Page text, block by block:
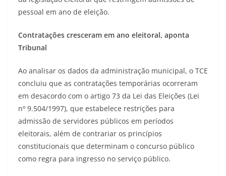
pessoal em ano de eleição.
Contratações cresceram em ano eleitoral, aponta
Tribunal
Ao analisar os dados da administração municipal, o TCE
concluiu que as contratações temporárias ocorreram
em desacordo com o artigo 73 da Lei das Eleições (Lei
nº 9.504/1997), que estabelece restrições para
admissão de servidores públicos em períodos
eleitorais, além de contrariar os princípios
constitucionais que determinam o concurso público
como regra para ingresso no serviço público.